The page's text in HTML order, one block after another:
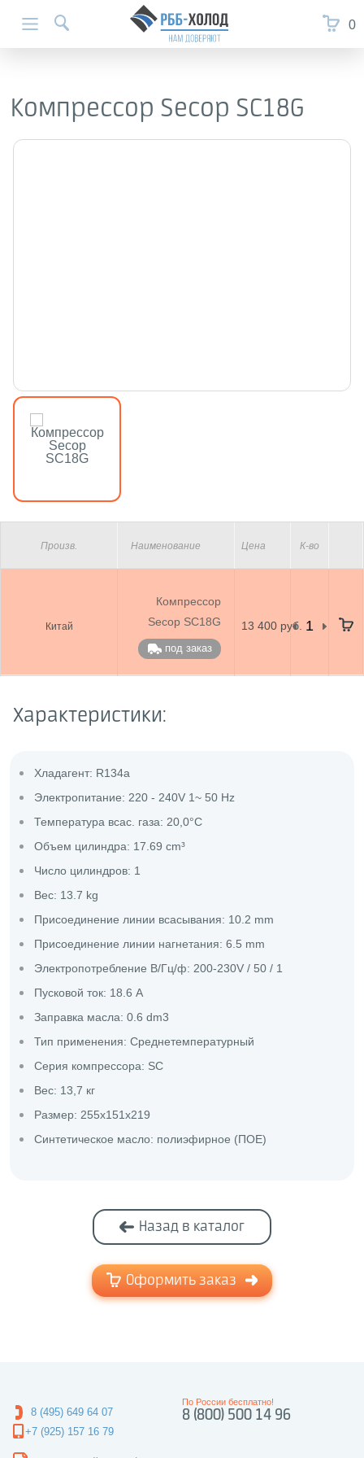
0
Компрессор Secop SC18G
Произв. Наименование Цена К-во
Китай
Компрессор
Secop SC18G
под заказ
13 400 руб.
Характеристики:
Хладагент: R134a
Электропитание: 220 - 240V 1~ 50 Hz
Температура всас. газа: 20,0°C
Объем цилиндра: 17.69 cm³
Число цилиндров: 1
Вес: 13.7 kg
Присоединение линии всасывания: 10.2 mm
Присоединение линии нагнетания: 6.5 mm
Электропотребление В/Гц/ф: 200-230V / 50 / 1
Пусковой ток: 18.6 A
Заправка масла: 0.6 dm3
Тип применения: Среднетемпературный
Серия компрессора: SC
Вес: 13,7 кг
Размер: 255х151х219
Синтетическое масло: полиэфирное (ПОЕ)
Назад в каталог
Оформить заказ
8 (495) 649 64 07
+7 (925) 157 16 79
8 (800) 500 14 96
По России бесплатно!